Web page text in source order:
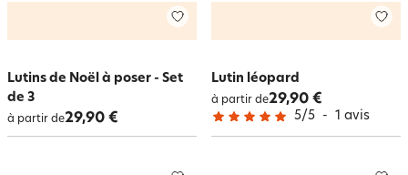
Lutins de Noël à poser - Set
de 3
à partir de29,90 €
Lutin léopard
à partir de29,90 €
5/5 - 1 avis